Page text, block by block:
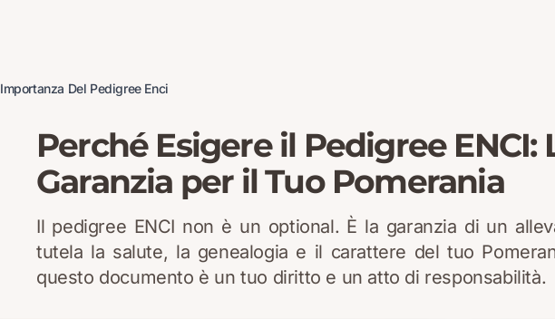
Importanza Del Pedigree Enci
Perché Esigere il Pedigree ENCI:
Garanzia per il Tuo Pomerania
Il pedigree ENCI non è un optional. È la garanzia di un
tutela la salute, la genealogia e il carattere del tuo
questo documento è un tuo diritto e un atto di responsabilità.